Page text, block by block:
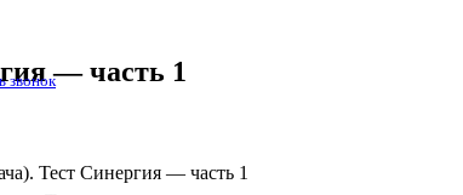
звонок — часть 1
Тест Синергия — часть 1